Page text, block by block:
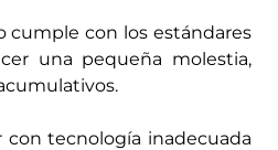
cumple con los estándares
una pequeña molestia,
con tecnología inadecuada